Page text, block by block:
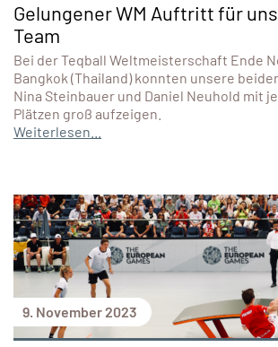
Gelungener WM Auftritt für
Team
Bei der Teqball Weltmeisterschaft Ende
Bangkok (Thailand) konnten unsere
Nina Steinbauer und Daniel Neuhold mit
Plätzen groß aufzeigen.
Weiterlesen...
9. November 2023